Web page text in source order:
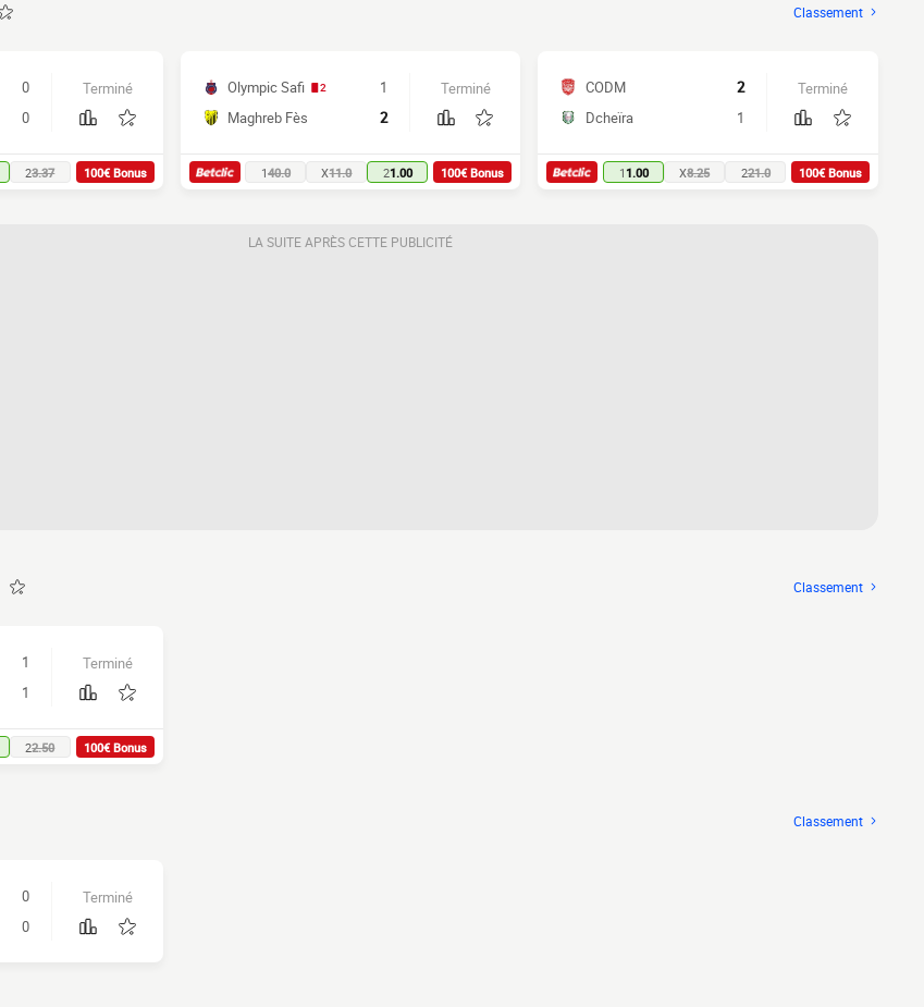
Classement
0
0
Terminé
23.37 100€ Bonus
Olympic Safi 2
1
Maghreb Fès
2
Terminé
140.0 X11.0 21.00 100€ Bonus
CODM
2
Dcheïra
1
Terminé
1 1.00 X8.25 221.0 100€ Bonus
LA SUITE APRÈS CETTE PUBLICITÉ
Classement
1
1
Terminé
22.50 100€ Bonus
Classement
0
0
Terminé